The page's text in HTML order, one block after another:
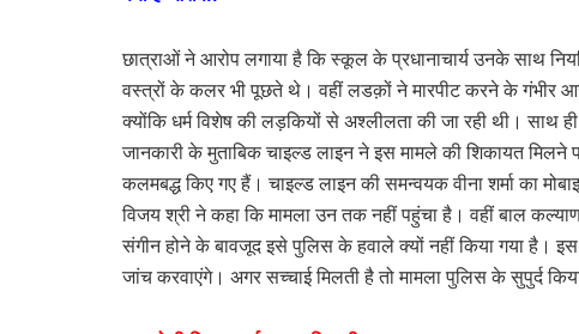
छात्राओं ने आरोप लगाया है कि स्कूल के प्रधानाचार्य उनके साथ
वस्त्रों के कलर भी पूछते थे। वहीं लडक़ों ने मारपीट करने के गंभीर
क्योंकि धर्म विशेष की लड़कियों से अश्लीलता की जा रही थी। साथ
जानकारी के मुताबिक चाइल्ड लाइन ने इस मामले की शिकायत
कलमबद्ध किए गए हैं। चाइल्ड लाइन की समन्वयक वीना शर्मा का
विजय श्री ने कहा कि मामला उन तक नहीं पहुंचा है। वहीं बाल
संगीन होने के बावजूद इसे पुलिस के हवाले क्यों नहीं किया गया है। इस
जांच करवाएंगे। अगर सच्चाई मिलती है तो मामला पुलिस के सुपुर्द